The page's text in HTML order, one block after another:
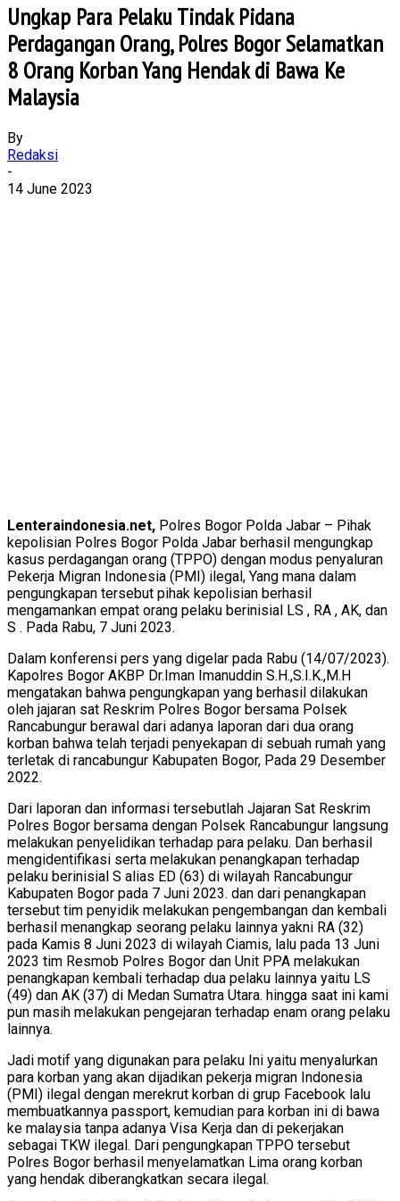
Ungkap Para Pelaku Tindak Pidana
Perdagangan Orang, Polres Bogor Selamatkan
8 Orang Korban Yang Hendak di Bawa Ke
Malaysia
By
Redaksi
-
14 June 2023
Lenteraindonesia.net, Polres Bogor Polda Jabar – Pihak
kepolisian Polres Bogor Polda Jabar berhasil mengungkap
kasus perdagangan orang (TPPO) dengan modus penyaluran
Pekerja Migran Indonesia (PMI) ilegal, Yang mana dalam
pengungkapan tersebut pihak kepolisian berhasil
mengamankan empat orang pelaku berinisial LS , RA , AK, dan
S . Pada Rabu, 7 Juni 2023.
Dalam konferensi pers yang digelar pada Rabu (14/07/2023).
Kapolres Bogor AKBP Dr.Iman Imanuddin S.H.,S.I.K.,M.H
mengatakan bahwa pengungkapan yang berhasil dilakukan
oleh jajaran sat Reskrim Polres Bogor bersama Polsek
Rancabungur berawal dari adanya laporan dari dua orang
korban bahwa telah terjadi penyekapan di sebuah rumah yang
terletak di rancabungur Kabupaten Bogor, Pada 29 Desember
2022.
Dari laporan dan informasi tersebutlah Jajaran Sat Reskrim
Polres Bogor bersama dengan Polsek Rancabungur langsung
melakukan penyelidikan terhadap para pelaku. Dan berhasil
mengidentifikasi serta melakukan penangkapan terhadap
pelaku berinisial S alias ED (63) di wilayah Rancabungur
Kabupaten Bogor pada 7 Juni 2023. dan dari penangkapan
tersebut tim penyidik melakukan pengembangan dan kembali
berhasil menangkap seorang pelaku lainnya yakni RA (32)
pada Kamis 8 Juni 2023 di wilayah Ciamis, lalu pada 13 Juni
2023 tim Resmob Polres Bogor dan Unit PPA melakukan
penangkapan kembali terhadap dua pelaku lainnya yaitu LS
(49) dan AK (37) di Medan Sumatra Utara. hingga saat ini kami
pun masih melakukan pengejaran terhadap enam orang pelaku
lainnya.
Jadi motif yang digunakan para pelaku Ini yaitu menyalurkan
para korban yang akan dijadikan pekerja migran Indonesia
(PMI) ilegal dengan merekrut korban di grup Facebook lalu
membuatkannya passport, kemudian para korban ini di bawa
ke malaysia tanpa adanya Visa Kerja dan di pekerjakan
sebagai TKW ilegal. Dari pengungkapan TPPO tersebut
Polres Bogor berhasil menyelamatkan Lima orang korban
yang hendak diberangkatkan secara ilegal.